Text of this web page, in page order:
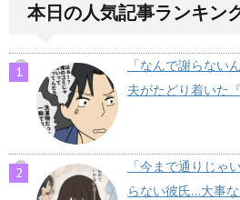
本日の人気記事ランキン
「なんで謝らない
夫がたどり着いた
「今まで通りじゃ
らない彼氏…大事な